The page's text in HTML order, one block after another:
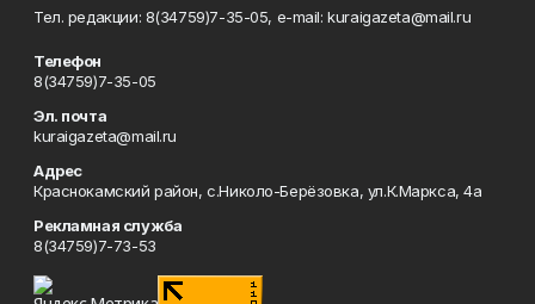
Тел. редакции: 8(34759)7-35-05, e-mail: kuraigazeta@mail.ru
Телефон
8(34759)7-35-05
Эл. почта
kuraigazeta@mail.ru
Адрес
Краснокамский район, с.Николо-Берёзовка, ул.К.Маркса, 4а
Рекламная служба
8(34759)7-73-53